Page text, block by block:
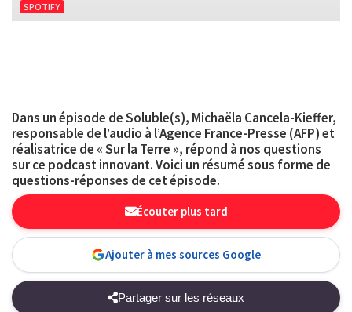
SPOTIFY
Dans un épisode de Soluble(s), Michaëla Cancela-Kieffer,
responsable de l’audio à l’Agence France-Presse (AFP) et
réalisatrice de « Sur la Terre », répond à nos questions
sur ce podcast innovant. Voici un résumé sous forme de
questions-réponses de cet épisode.
Écouter plus tard
Ajouter à mes sources Google
Partager sur les réseaux